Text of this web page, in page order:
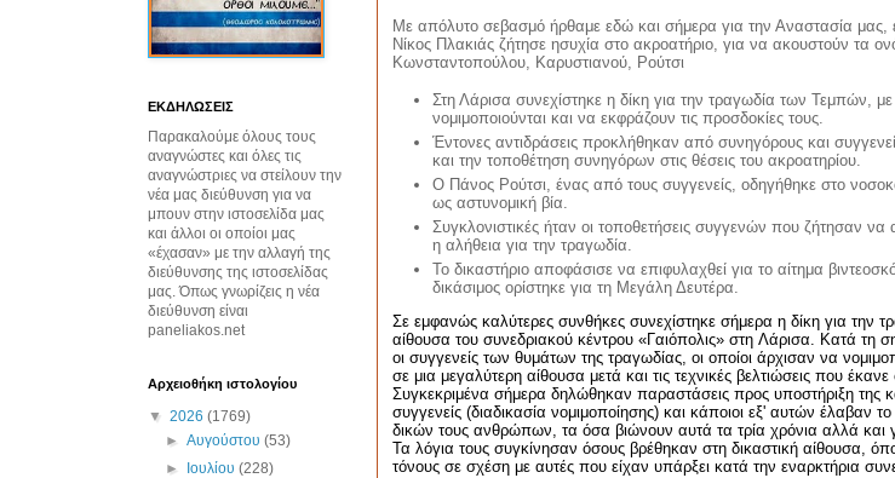
Με απόλυτο σεβασμό ήρθαμε εδώ και σήμερα για την Αναστασία μας,
Νίκος Πλακιάς ζήτησε ησυχία στο ακροατήριο, για να ακουστούν τα
Κωνσταντοπούλου, Καρυστιανού, Ρούτσι
Στη Λάρισα συνεχίστηκε η δίκη για την τραγωδία των Τεμπών,
νομιμοποιούνται και να εκφράζουν τις προσδοκίες τους.
Έντονες αντιδράσεις προκλήθηκαν από συνηγόρους και
και την τοποθέτηση συνηγόρων στις θέσεις του ακροατηρίου.
Ο Πάνος Ρούτσι, ένας από τους συγγενείς, οδηγήθηκε στο
ως αστυνομική βία.
Συγκλονιστικές ήταν οι τοποθετήσεις συγγενών που ζήτησαν
η αλήθεια για την τραγωδία.
Το δικαστήριο αποφάσισε να επιφυλαχθεί για το αίτημα
δικάσιμος ορίστηκε για τη Μεγάλη Δευτέρα.
Σε εμφανώς καλύτερες συνθήκες συνεχίστηκε σήμερα η δίκη για την
αίθουσα του συνεδριακού κέντρου «Γαιόπολις» στη Λάρισα. Κατά τη
οι συγγενείς των θυμάτων της τραγωδίας, οι οποίοι άρχισαν να
σε μια μεγαλύτερη αίθουσα μετά και τις τεχνικές βελτιώσεις που
Συγκεκριμένα σήμερα δηλώθηκαν παραστάσεις προς υποστήριξη της
συγγενείς (διαδικασία νομιμοποίησης) και κάποιοι εξ' αυτών έλαβαν
δικών τους ανθρώπων, τα όσα βιώνουν αυτά τα τρία χρόνια αλλά και
Τα λόγια τους συγκίνησαν όσους βρέθηκαν στη δικαστική αίθουσα,
τόνους σε σχέση με αυτές που είχαν υπάρξει κατά την εναρκτήρια
ΕΚΔΗΛΩΣΕΙΣ
Παρακαλούμε όλους τους
αναγνώστες και όλες τις
αναγνώστριες να στείλουν την
νέα μας διεύθυνση για να
μπουν στην ιστοσελίδα μας
και άλλοι οι οποίοι μας
«έχασαν» με την αλλαγή της
διεύθυνσης της ιστοσελίδας
μας. Όπως γνωρίζεις η νέα
διεύθυνση είναι
paneliakos.net
Αρχειοθήκη ιστολογίου
▼ 2026 (1769)
►Αυγούστου(53)
► Ιουλίου(228)